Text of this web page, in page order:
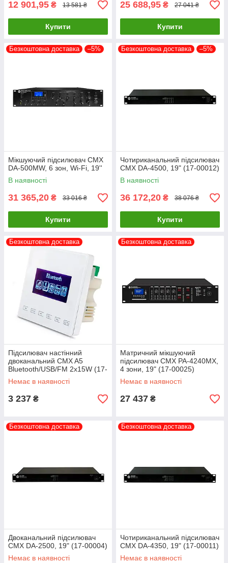
12 901,95 ₴ 13 581 ₴
Купити
25 688,95 ₴ 27 041 ₴
Купити
Безкоштовна доставка –5%
Мікшуючий підсилювач CMX
DA-500MW, 6 зон, Wi-Fi, 19''
В наявності
31 365,20 ₴ 33 016 ₴
Купити
Безкоштовна доставка –5%
Чотириканальний підсилювач
CMX DA-4500, 19" (17-00012)
В наявності
36 172,20 ₴ 38 076 ₴
Купити
Безкоштовна доставка
Підсилювач настінний
двоканальний CMX A5
Bluetooth/USB/FM 2x15W (17-
00002)
Немає в наявності
3 237 ₴
Безкоштовна доставка
Матричний мікшуючий
підсилювач CMX PA-4240MX,
4 зони, 19" (17-00025)
Немає в наявності
27 437 ₴
Безкоштовна доставка
Двоканальний підсилювач
CMX DA-2500, 19" (17-00004)
Немає в наявності
Безкоштовна доставка
Чотириканальний підсилювач
CMX DA-4350, 19" (17-00011)
Немає в наявності